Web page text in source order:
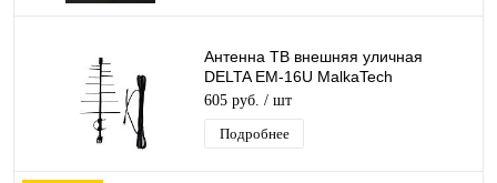
Антенна ТВ внешняя уличная
DELTA EM-16U MalkaTech
цифровая эфирная для DVB-T2 ТВ
наружная
605 руб. / шт
Подробнее